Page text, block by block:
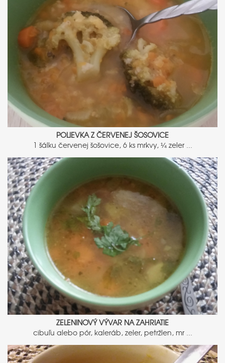
POLIEVKA Z ČERVENEJ ŠOSOVICE
1 šálku červenej šošovice, 6 ks mrkvy, ¼ zeler ...
ZELENINOVÝ VÝVAR NA ZAHRIATIE
cibuľu alebo pór, kaleráb, zeler, petržlen, mr ...